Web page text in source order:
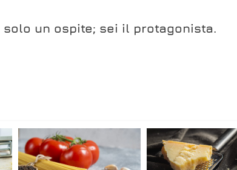
un ospite; sei il protagonista.